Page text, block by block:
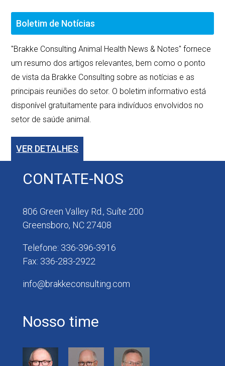
Boletim de Notícias
"Brakke Consulting Animal Health News & Notes" fornece
um resumo dos artigos relevantes, bem como o ponto
de vista da Brakke Consulting sobre as notícias e as
principais reuniões do setor. O boletim informativo está
disponível gratuitamente para indivíduos envolvidos no
setor de saúde animal.
VER DETALHES
CONTATE-NOS
806 Green Valley Rd., Suíte 200
Greensboro, NC 27408
Telefone: 336-396-3916
Fax: 336-283-2922
info@brakkeconsulting.com
Nosso time